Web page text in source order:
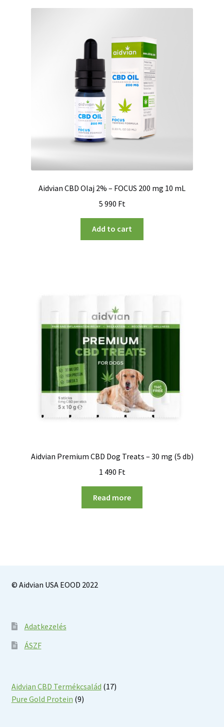
Aidvian CBD Olaj 2% – FOCUS 200 mg 10 mL
5 990 Ft
Add to cart
Aidvian Premium CBD Dog Treats – 30 mg (5 db)
1 490 Ft
Read more
© Aidvian USA EOOD 2022
Adatkezelés
ÁSZF
Aidvian CBD Termékcsalád 1717
Pure Gold Protein 99